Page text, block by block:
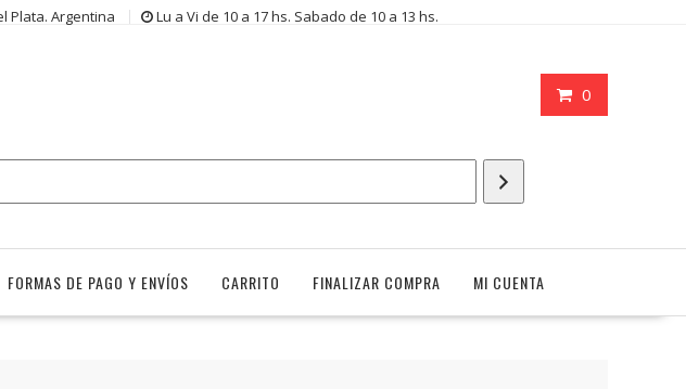
Plata. Argentina Lu a Vi de 10 a 17 hs. Sabado de 10 a 13 hs.
0
FORMAS DE PAGO Y ENVÍOS CARRITO FINALIZAR COMPRA MI CUENTA